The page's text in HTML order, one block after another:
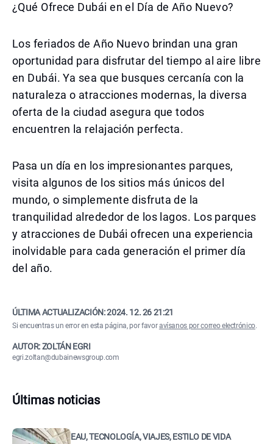
¿Qué Ofrece Dubái en el Día de Año Nuevo?
Los feriados de Año Nuevo brindan una gran
oportunidad para disfrutar del tiempo al aire libre
en Dubái. Ya sea que busques cercanía con la
naturaleza o atracciones modernas, la diversa
oferta de la ciudad asegura que todos
encuentren la relajación perfecta.
Pasa un día en los impresionantes parques,
visita algunos de los sitios más únicos del
mundo, o simplemente disfruta de la
tranquilidad alrededor de los lagos. Los parques
y atracciones de Dubái ofrecen una experiencia
inolvidable para cada generación el primer día
del año.
ÚLTIMA ACTUALIZACIÓN:2024. 12. 26 21:21
Si encuentras un error en esta página, por favoravísanos por correo electrónico.
AUTOR: ZOLTÁN EGRI
egri.zoltan@dubainewsgroup.com
Últimas noticias
EAU, TECNOLOGÍA, VIAJES, ESTILO DE VIDA